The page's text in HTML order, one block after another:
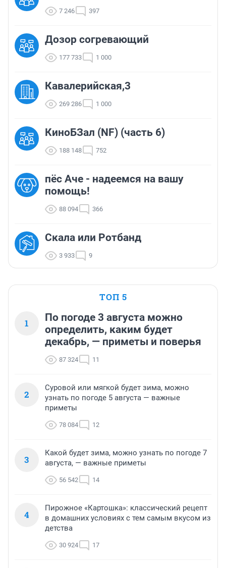
7 246 397
Дозор согревающий
177 733 1 000
Кавалерийская,3
269 286 1 000
КиноБЗал (NF) (часть 6)
188 148 752
пёс Аче - надеемся на вашу
помощь!
88 094 366
Скала или Ротбанд
3 933 9
ТОП 5
1
По погоде 3 августа можно
определить, каким будет
декабрь, — приметы и поверья
87 324 11
2
Суровой или мягкой будет зима, можно
узнать по погоде 5 августа — важные
приметы
78 084 12
3
Какой будет зима, можно узнать по погоде 7
августа, — важные приметы
56 542 14
4
Пирожное «Картошка»: классический рецепт
в домашних условиях с тем самым вкусом из
детства
30 924 17